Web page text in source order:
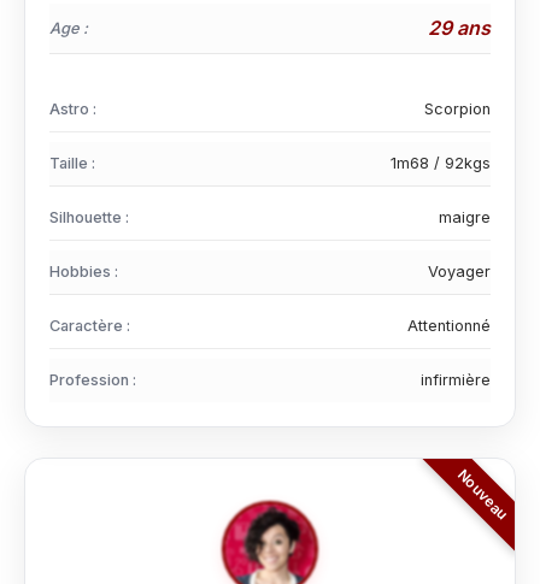
Age : 29 ans
Astro : Scorpion
Taille : 1m68 / 92kgs
Silhouette : maigre
Hobbies : Voyager
Caractère : Attentionné
Profession : infirmière